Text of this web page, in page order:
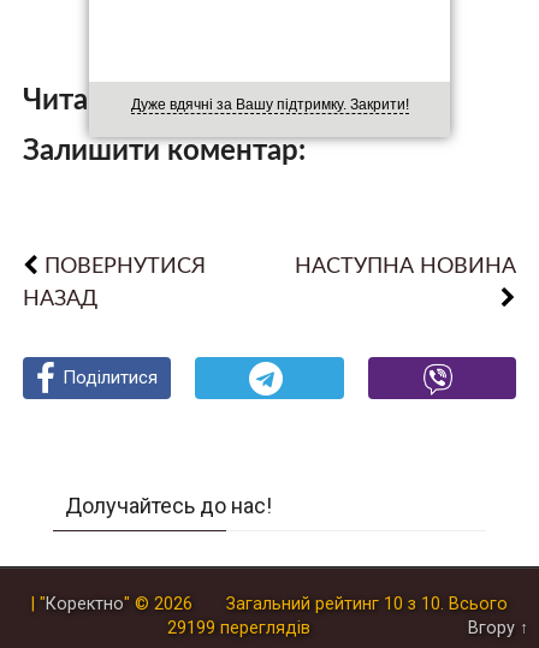
Дуже вдячні за Вашу підтримку. Закрити!
Читайте також:
Залишити коментар:
ПОВЕРНУТИСЯ
НАЗАД
НАСТУПНА НОВИНА
Поділитися
Поділитися
Поділитися
Долучайтесь до нас!
| "Коректно" © 2026 Загальний рейтинг 10 з 10. Всього
29199 переглядів Вгору ↑